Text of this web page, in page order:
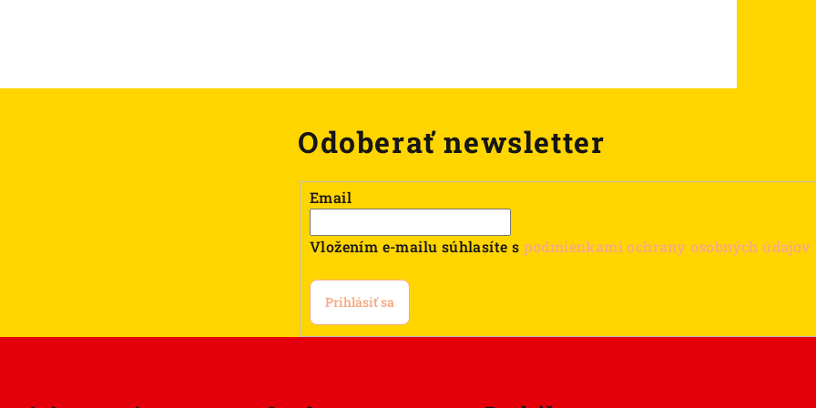
Odoberať newsletter
Email
Vložením e-mailu súhlasíte s podmienkami ochrany osobných údajov
Prihlásiť sa